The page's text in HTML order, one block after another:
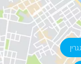
גגרין